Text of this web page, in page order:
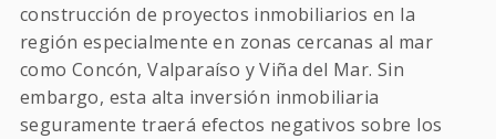
construcción de proyectos inmobiliarios en la
región especialmente en zonas cercanas al mar
como Concón, Valparaíso y Viña del Mar. Sin
embargo, esta alta inversión inmobiliaria
seguramente traerá efectos negativos sobre los